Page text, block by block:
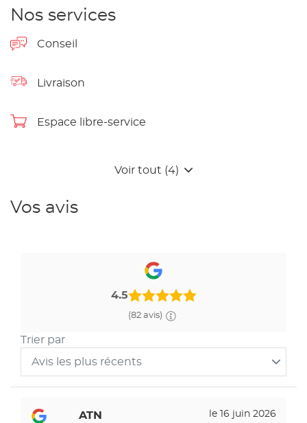
Nos services
Conseil
Livraison
Espace libre-service
Voir tout (4)
Vos avis
4.5
(82 avis)
Trier par
Avis les plus récents
avis
ATN
le 16 juin 2026